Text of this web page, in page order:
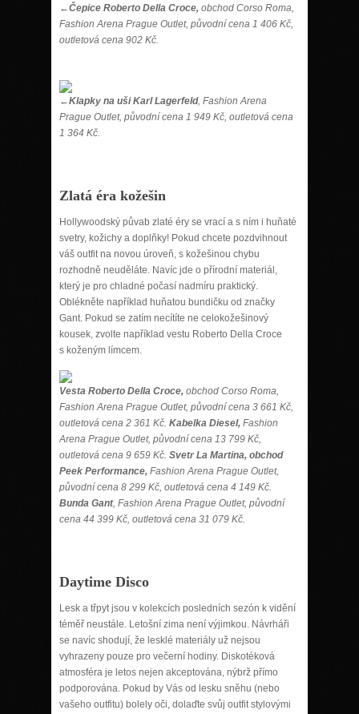
←Čepice Roberto Della Croce, obchod Corso Roma,
Fashion Arena Prague Outlet, původní cena 1 406 Kč,
outletová cena 902 Kč.
←Klapky na uši Karl Lagerfeld, Fashion Arena
Prague Outlet, původní cena 1 949 Kč, outletová cena
1 364 Kč.
Zlatá éra kožešin
Hollywoodský půvab zlaté éry se vrací a s ním i huňaté
svetry, kožichy a doplňky! Pokud chcete pozdvihnout
váš outfit na novou úroveň, s kožešinou chybu
rozhodně neuděláte. Navíc jde o přírodní materiál,
který je pro chladné počasí nadmíru praktický.
Oblékněte například huňatou bundičku od značky
Gant. Pokud se zatím necítíte ne celokožešinový
kousek, zvolte například vestu Roberto Della Croce
s koženým límcem.
Vesta Roberto Della Croce, obchod Corso Roma,
Fashion Arena Prague Outlet, původní cena 3 661 Kč,
outletová cena 2 361 Kč. Kabelka Diesel, Fashion
Arena Prague Outlet, původní cena 13 799 Kč,
outletová cena 9 659 Kč. Svetr La Martina, obchod
Peek Performance, Fashion Arena Prague Outlet,
původní cena 8 299 Kč, outletová cena 4 149 Kč.
Bunda Gant, Fashion Arena Prague Outlet, původní
cena 44 399 Kč, outletová cena 31 079 Kč.
Daytime Disco
Lesk a třpyt jsou v kolekcích posledních sezón k vidění
téměř neustále. Letošní zima není výjimkou. Návrháři
se navíc shodují, že lesklé materiály už nejsou
vyhrazeny pouze pro večerní hodiny. Diskotéková
atmosféra je letos nejen akceptována, nýbrž přímo
podporována. Pokud by Vás od lesku sněhu (nebo
vašeho outfitu) bolely oči, dolaďte svůj outfit stylovými